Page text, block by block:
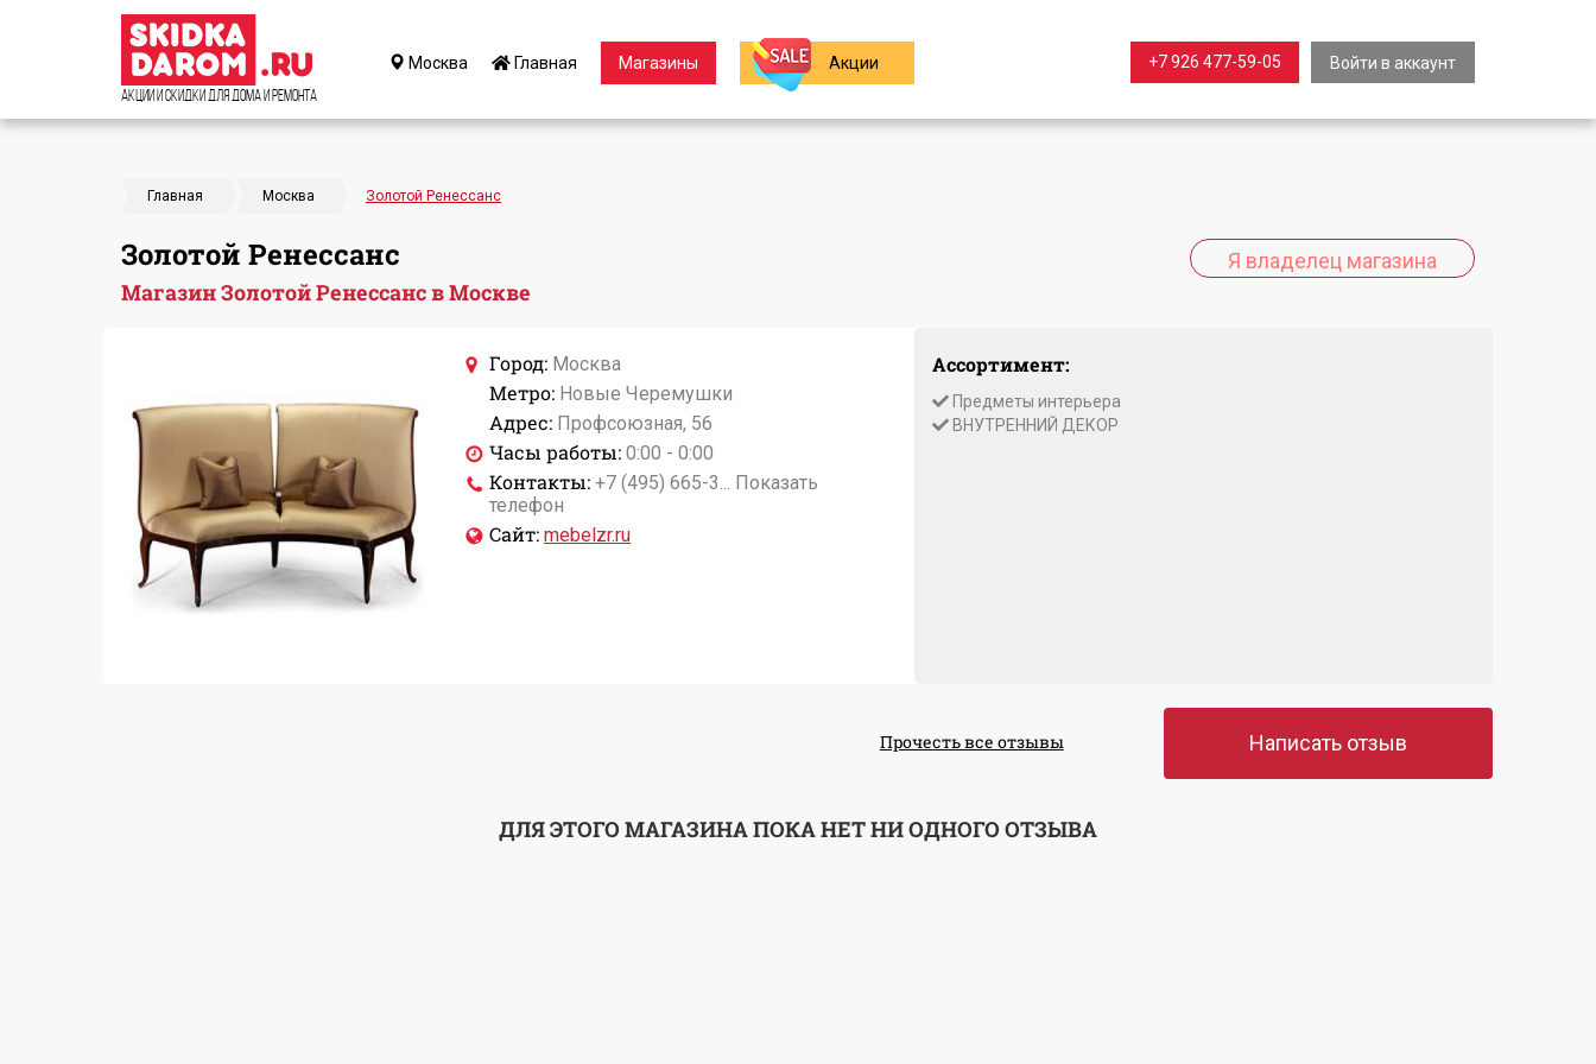
Акции и Скидки для дома и ремонта
Москва Главная Магазины Акции Войти в аккаунт
+7 926 477-59-05
Главная Москва Золотой Ренессанс
Золотой Ренессанс
Магазин Золотой Ренессанс в Москве
Город: Москва
Метро: Новые Черемушки
Адрес: Профсоюзная, 56
Часы работы: 0:00 - 0:00
Контакты: +7 (495) 665-3... Показать
телефон
Сайт: mebelzr.ru
Ассортимент:
Предметы интерьера
ВНУТРЕННИЙ ДЕКОР
Прочесть все отзывы Написать отзыв
ДЛЯ ЭТОГО МАГАЗИНА ПОКА НЕТ НИ ОДНОГО ОТЗЫВА